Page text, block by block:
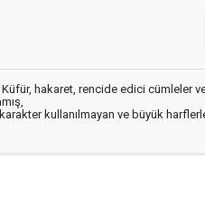
Küfür, hakaret, rencide edici cümleler
kullanılmayan ve büyük